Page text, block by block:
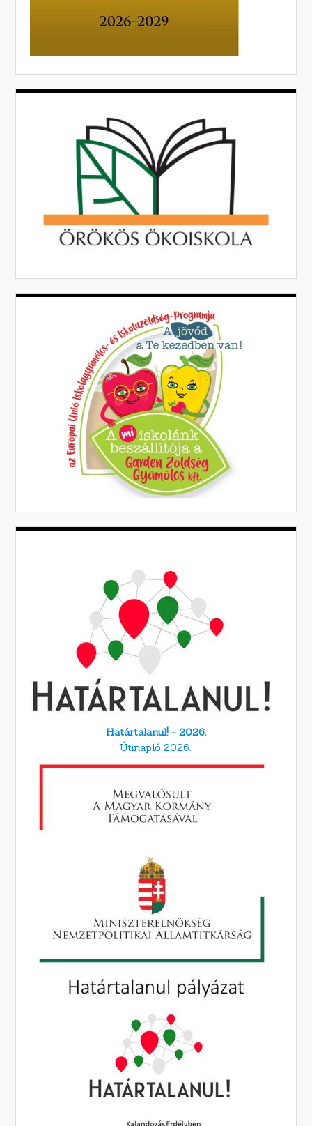
Határtalanul! - 2026.
Útinapló 2026.,